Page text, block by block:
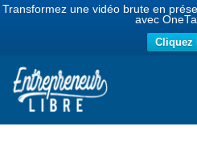
Transformez une vidéo brute en
avec
Cliquez
Aller